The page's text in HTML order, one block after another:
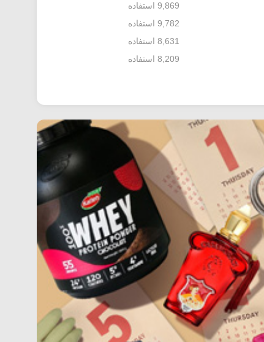
9,869 استفاده
9,782 استفاده
8,631 استفاده
8,209 استفاده